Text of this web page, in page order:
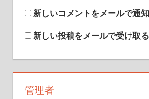
新しいコメントをメールで通知
新しい投稿をメールで受け取る
管理者